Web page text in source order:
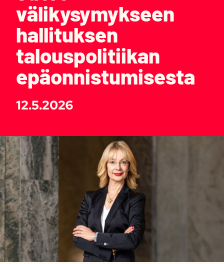
välikysymykseen
hallituksen
talouspolitiikan
epäonnistumisesta
12.5.2026